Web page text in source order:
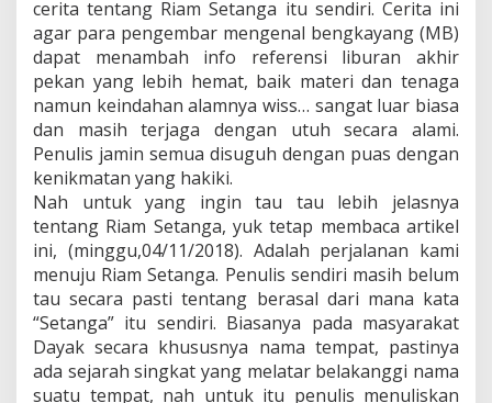
cerita tentang Riam Setanga itu sendiri. Cerita ini
agar para pengembar mengenal bengkayang (MB)
dapat menambah info referensi liburan akhir
pekan yang lebih hemat, baik materi dan tenaga
namun keindahan alamnya wiss… sangat luar biasa
dan masih terjaga dengan utuh secara alami.
Penulis jamin semua disuguh dengan puas dengan
kenikmatan yang hakiki.
Nah untuk yang ingin tau tau lebih jelasnya
tentang Riam Setanga, yuk tetap membaca artikel
ini, (minggu,04/11/2018). Adalah perjalanan kami
menuju Riam Setanga. Penulis sendiri masih belum
tau secara pasti tentang berasal dari mana kata
“Setanga” itu sendiri. Biasanya pada masyarakat
Dayak secara khususnya nama tempat, pastinya
ada sejarah singkat yang melatar belakanggi nama
suatu tempat, nah untuk itu penulis menuliskan